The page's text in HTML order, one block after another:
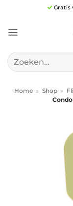
inhoud
Gratis
Zoeken
naar:
Home » Shop »